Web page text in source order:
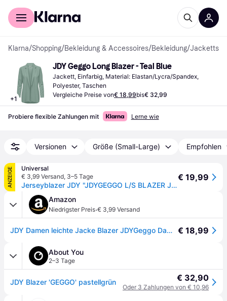
Für Shopper
Klarna/Shopping/Bekleidung & Accessoires/Bekleidung/Jacketts
+1
JDY Geggo Long Blazer - Teal Blue
Jackett, Einfarbig, Material: Elastan/Lycra/Spandex,
Polyester, Taschen
Vergleiche Preise von€ 18,99bis€ 32,99
Probiere flexible Zahlungen mit Lerne wie
Versionen Größe (Small-Large) Empfohlen
ANZEIGE
Universal
€ 3,99 Versand, 3–5 Tage
Jerseyblazer JDY "JDYGEGGO L/S BLAZER JRS NOOS", Damen, Gr. XS, grün (chinois grün), Jersey, Obermaterial: 95% Polyester, 5% Elasthan, unifarben, loose fit hüftbedeckend, V-Ausschnitt, Blazer Jerseyblazer
€ 19,99
Amazon
Niedrigster Preis·€ 3,99 Versand
JDY Damen leichte Jacke Blazer JDYGeggo Damensakko 15180572 Chinois Green M € 18,99
About You
2–3 Tage
JDY Blazer 'GEGGO' pastellgrün € 32,90
Oder 3 Zahlungen von € 10,96